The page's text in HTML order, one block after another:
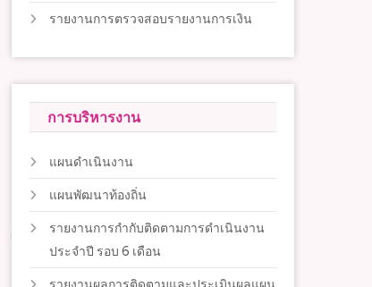
รายงานการตรวจสอบรายงานการเงิน
การบริหารงาน
แผนดำเนินงาน
แผนพัฒนาท้องถิ่น
รายงานการกำกับติดตามการดำเนินงาน
ประจำปี รอบ 6 เดือน